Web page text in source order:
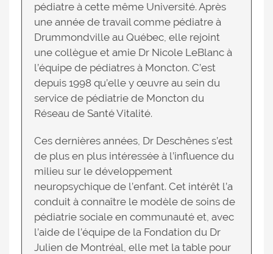
pédiatre à cette même Université. Après
une année de travail comme pédiatre à
Drummondville au Québec, elle rejoint
une collègue et amie Dr Nicole LeBlanc à
l’équipe de pédiatres à Moncton. C’est
depuis 1998 qu’elle y œuvre au sein du
service de pédiatrie de Moncton du
Réseau de Santé Vitalité.
Ces dernières années, Dr Deschênes s’est
de plus en plus intéressée à l’influence du
milieu sur le développement
neuropsychique de l’enfant. Cet intérêt l’a
conduit à connaître le modèle de soins de
pédiatrie sociale en communauté et, avec
l’aide de l’équipe de la Fondation du Dr
Julien de Montréal, elle met la table pour